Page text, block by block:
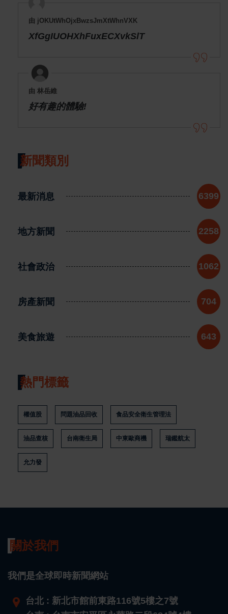
由 jOKUtWhOjxBwzsJmXtWhnVXK
XfGgIUOHXhFuxECXvkSlT
由 林岳維
好有趣的體驗!
新聞類別
最新消息 6399
地方新聞 2258
社會政治 1062
房產新聞 704
美食旅遊 643
熱門標籤
權值股 問題油品回收 食品安全衛生管理法
油品查核 台南衛生局 中東歐商機 瑞鑑航太
允力發
關於我們
我們是全球即時新聞網站
台北 : 新北市館前東路116號5樓之7號